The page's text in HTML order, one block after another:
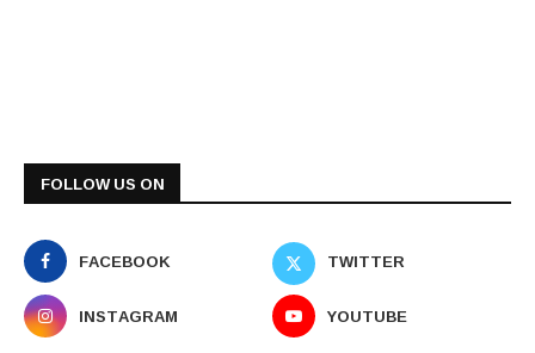
FOLLOW US ON
FACEBOOK
TWITTER
INSTAGRAM
YOUTUBE